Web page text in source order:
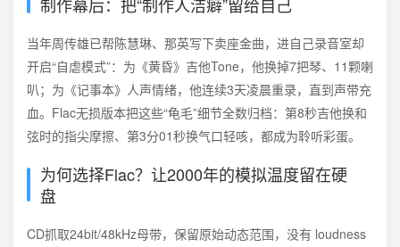
当年周传雄已帮陈慧琳、那英写下卖座金曲，进自己录音室却
开启“自虐模式”：为《黄昏》吉他Tone，他换掉7把琴、11颗喇
叭；为《记事本》人声情绪，他连续3天凌晨重录，直到声带充
血。Flac无损版本把这些“龟毛”细节全数归档：第8秒吉他换和
弦时的指尖摩擦、第3分01秒换气口轻咳，都成为聆听彩蛋。
为何选择Flac？让2000年的模拟温度留在硬
盘
CD抓取24bit/48kHz母带，保留原始动态范围，没有 loudness